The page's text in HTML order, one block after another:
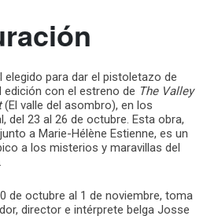
elegido para dar el pistoletazo de
edición con el estreno de The Valley
(El valle del asombro), en los
del 23 al 26 de octubre. Esta obra,
a Marie-Hélène Estienne, es un
a los misterios y maravillas del
de octubre al 1 de noviembre, toma
director e intérprete belga Josse